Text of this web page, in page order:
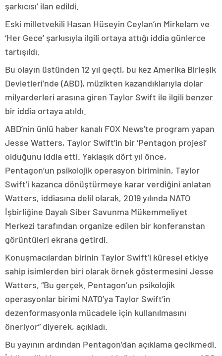
şarkıcısı’ ilan edildi.
Eski milletvekili Hasan Hüseyin Ceylan’ın Mirkelam ve
‘Her Gece’ şarkısıyla ilgili ortaya attığı iddia günlerce
tartışıldı.
Bu olayın üstünden 12 yıl geçti, bu kez Amerika Birleşik
Devletleri’nde (ABD), müzikten kazandıklarıyla dolar
milyarderleri arasına giren Taylor Swift ile ilgili benzer
bir iddia ortaya atıldı.
ABD’nin ünlü haber kanalı FOX News’te program yapan
Jesse Watters, Taylor Swift’in bir ‘Pentagon projesi’
olduğunu iddia etti. Yaklaşık dört yıl önce,
Pentagon’un psikolojik operasyon biriminin, Taylor
Swift’i kazanca dönüştürmeye karar verdiğini anlatan
Watters, iddiasına delil olarak, 2019 yılında NATO
İşbirliğine Dayalı Siber Savunma Mükemmeliyet
Merkezi tarafından organize edilen bir konferanstan
görüntüleri ekrana getirdi.
Konuşmacılardan birinin Taylor Swift’i küresel etkiye
sahip isimlerden biri olarak örnek göstermesini Jesse
Watters, “Bu gerçek. Pentagon’un psikolojik
operasyonlar birimi NATO’ya Taylor Swift’in
dezenformasyonla mücadele için kullanılmasını
öneriyor” diyerek, açıkladı.
Bu yayının ardından Pentagon’dan açıklama gecikmedi.